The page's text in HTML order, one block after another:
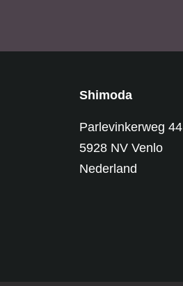
Shimoda
Parlevinkerweg 44
5928 NV Venlo
Nederland